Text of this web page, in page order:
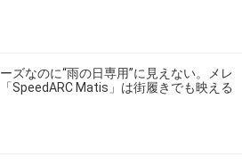
ズなのに“雨の日専用”に見えない。メレ
SpeedARC Matis」は街履きでも映える